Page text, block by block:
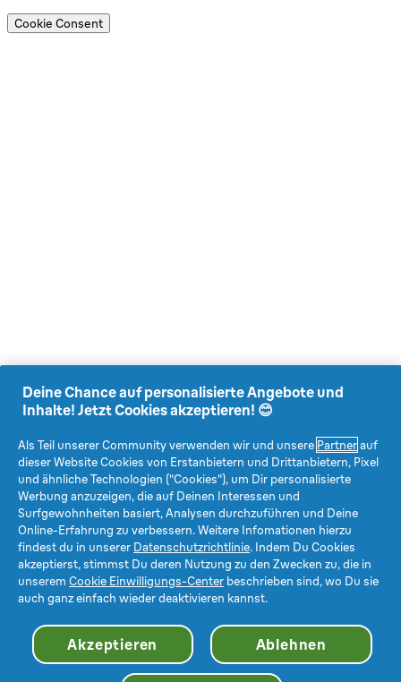
Cookie Consent
Deine Chance auf personalisierte Angebote und
Inhalte! Jetzt Cookies akzeptieren! 😊
Als Teil unserer Community verwenden wir und unsere Partnerauf
dieser Website Cookies von Erstanbietern und Drittanbietern, Pixel
und ähnliche Technologien ("Cookies"), um Dir personalisierte
Werbung anzuzeigen, die auf Deinen Interessen und
Surfgewohnheiten basiert, Analysen durchzuführen und Deine
Online-Erfahrung zu verbessern. Weitere Infomationen hierzu
findest du in unserer Datenschutzrichtlinie. Indem Du Cookies
akzeptierst, stimmst Du deren Nutzung zu den Zwecken zu, die in
unserem Cookie Einwilligungs-Center beschrieben sind, wo Du sie
auch ganz einfach wieder deaktivieren kannst.
Akzeptieren Ablehnen